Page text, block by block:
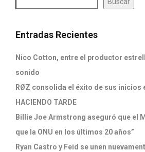
Entradas Recientes
Nico Cotton, entre el productor
sonido
RØZ consolida el éxito de sus inicios
HACIENDO TARDE
Billie Joe Armstrong aseguró que el
que la ONU en los últimos 20 años”
Ryan Castro y Feid se unen